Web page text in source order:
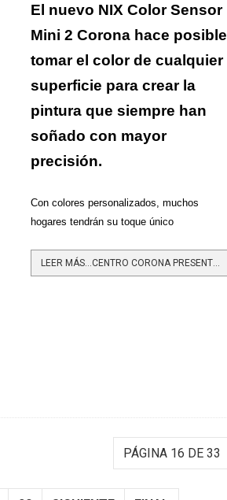
El nuevo NIX Color Sensor
Mini 2 Corona hace posible
tomar el color de cualquier
superficie para crear la
pintura que siempre han
soñado con mayor
precisión.
Con colores personalizados, muchos
hogares tendrán su toque único
LEER MÁS…CENTRO CORONA PRESENTA DISPOSITIVO PARA ESCANEAR COLORES Y CREAR PINTURAS PERSONALIZADAS
PÁGINA 16 DE 33